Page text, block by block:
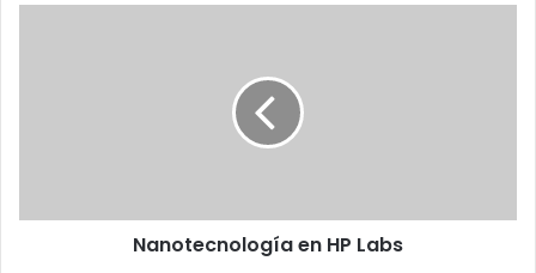
Nanotecnología en HP Labs